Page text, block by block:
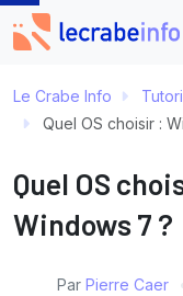
Le Crabe Info
Quel OS choisir :
Quel OS
Windows 7 ?
Par Pierre Caer